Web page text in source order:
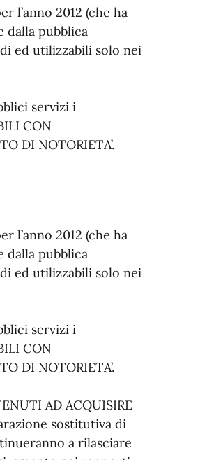
l’anno 2012 (che ha
dalla pubblica
ed utilizzabili solo nei
servizi i
CON
DI NOTORIETA’.
l’anno 2012 (che ha
dalla pubblica
ed utilizzabili solo nei
servizi i
CON
DI NOTORIETA’.
AD ACQUISIRE
sostitutiva di
a rilasciare